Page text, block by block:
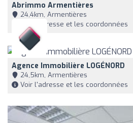
Abrimmo Armentières
24,4km, Armentières
Voir l'adresse et les coordonnées
Agence Immobilière LOGÉNORD
24,5km, Armentières
Voir l'adresse et les coordonnées